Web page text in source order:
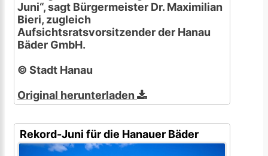
Juni“, sagt Bürgermeister Dr. Maximilian
Bieri, zugleich
Aufsichtsratsvorsitzender der Hanau
Bäder GmbH.
© Stadt Hanau
Original herunterladen
Rekord-Juni für die Hanauer Bäder